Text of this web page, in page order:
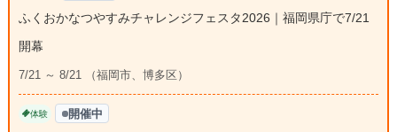
ふくおかなつやすみチャレンジフェスタ2026｜福岡県庁で7/21
開幕
7/21 ～ 8/21 （福岡市、博多区）
体験 開催中